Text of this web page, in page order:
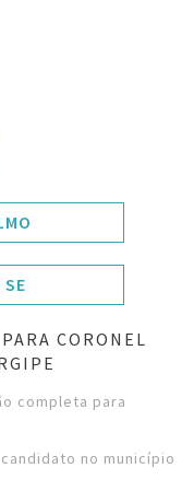
SE
CORONEL
completa para
no município